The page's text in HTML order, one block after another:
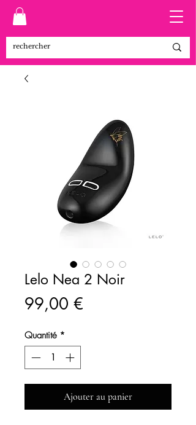
Lelo Nea 2 Noir
99,00 €
Quantité *
Ajouter au panier